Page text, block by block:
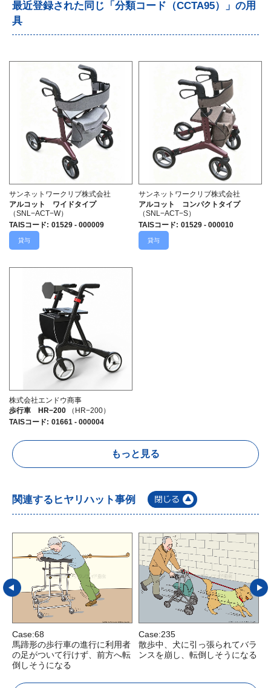
最近登録された同じ「分類コード（CCTA95）」の用
具
サンネットワークリブ株式会社
アルコット ワイドタイプ
（SNL−ACT−W）
TAISコード: 01529 - 000009
貸与
サンネットワークリブ株式会社
アルコット コンパクトタイプ
（SNL−ACT−S）
TAISコード: 01529 - 000010
貸与
株式会社エンドウ商事
歩行車 HR−200
（HR−200）
TAISコード: 01661 - 000004
もっと見る
関連するヒヤリハット事例
Case:68
馬蹄形の歩行車の進行に利用者
の足がついて行けず、前方へ転
倒しそうになる
Case:235
散歩中、犬に引っ張られてバラ
ンスを崩し、転倒しそうになる